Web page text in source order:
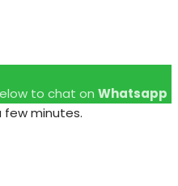
to chat on Whatsapp
few minutes.